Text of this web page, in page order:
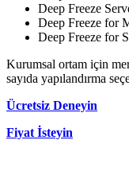
Deep Freeze
Deep Freeze for
Deep Freeze for
Kurumsal ortam için
sayıda yapılandırma
Ücretsiz Deneyin
Fiyat İsteyin